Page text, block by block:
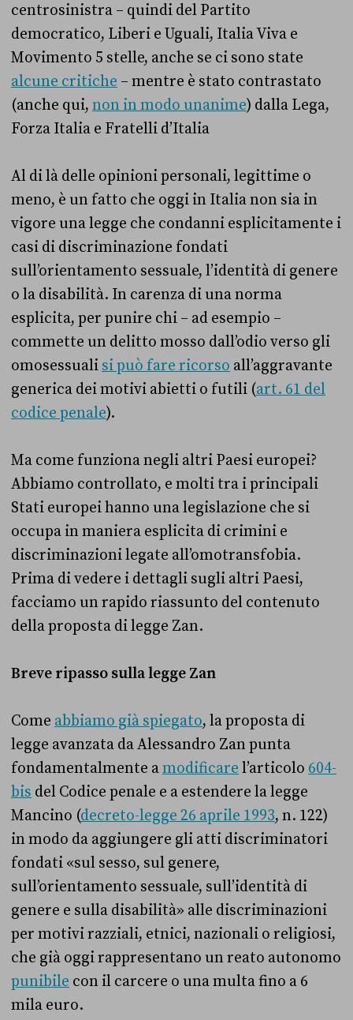
centrosinistra – quindi del Partito
democratico, Liberi e Uguali, Italia Viva e
Movimento 5 stelle, anche se ci sono state
alcune critiche – mentre è stato contrastato
(anche qui, non in modo unanime) dalla Lega,
Forza Italia e Fratelli d’Italia
Al di là delle opinioni personali, legittime o
meno, è un fatto che oggi in Italia non sia in
vigore una legge che condanni esplicitamente i
casi di discriminazione fondati
sull’orientamento sessuale, l’identità di genere
o la disabilità. In carenza di una norma
esplicita, per punire chi – ad esempio –
commette un delitto mosso dall’odio verso gli
omosessuali si può fare ricorso all’aggravante
generica dei motivi abietti o futili (art. 61 del
codice penale).
Ma come funziona negli altri Paesi europei?
Abbiamo controllato, e molti tra i principali
Stati europei hanno una legislazione che si
occupa in maniera esplicita di crimini e
discriminazioni legate all’omotransfobia.
Prima di vedere i dettagli sugli altri Paesi,
facciamo un rapido riassunto del contenuto
della proposta di legge Zan.
Breve ripasso sulla legge Zan
Come abbiamo già spiegato, la proposta di
legge avanzata da Alessandro Zan punta
fondamentalmente amodificare l’articolo 604-
bis del Codice penale e a estendere la legge
Mancino (decreto-legge 26 aprile 1993, n. 122)
in modo da aggiungere gli atti discriminatori
fondati «sul sesso, sul genere,
sull’orientamento sessuale, sull’identità di
genere e sulla disabilità» alle discriminazioni
per motivi razziali, etnici, nazionali o religiosi,
che già oggi rappresentano un reato autonomo
punibile con il carcere o una multa fino a 6
mila euro.